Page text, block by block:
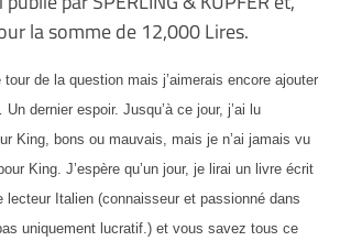
la somme de 12,000 Lires.
de la question mais j’aimerais encore ajouter
dernier espoir. Jusqu’à ce jour, j’ai lu
King, bons ou mauvais, mais je n’ai jamais vu
King. J’espère qu’un jour, je lirai un livre écrit
lecteur Italien (connaisseur et passionné dans
uniquement lucratif.) et vous savez tous ce